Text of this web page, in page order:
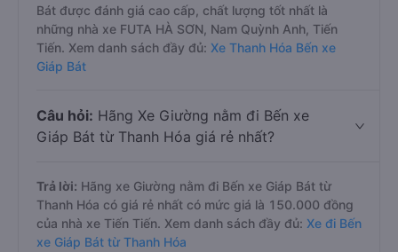
Bát được đánh giá cao cấp, chất lượng tốt nhất là
những nhà xe FUTA HÀ SƠN, Nam Quỳnh Anh, Tiến
Tiến. Xem danh sách đầy đủ: Xe Thanh Hóa Bến xe
Giáp Bát
Câu hỏi: Hãng Xe Giường nằm đi Bến xe
Giáp Bát từ Thanh Hóa giá rẻ nhất?
Trả lời: Hãng xe Giường nằm đi Bến xe Giáp Bát từ
Thanh Hóa có giá rẻ nhất có mức giá là 150.000 đồng
của nhà xe Tiến Tiến. Xem danh sách đầy đủ: Xe đi Bến
xe Giáp Bát từ Thanh Hóa